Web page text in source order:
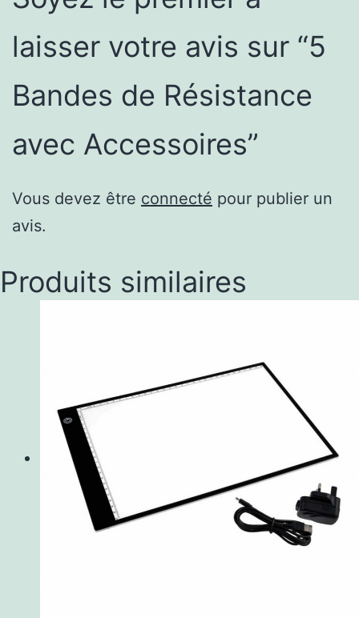
laisser votre avis sur “5
Bandes de Résistance
avec Accessoires”
Vous devez être connecté pour publier un
avis.
Produits similaires